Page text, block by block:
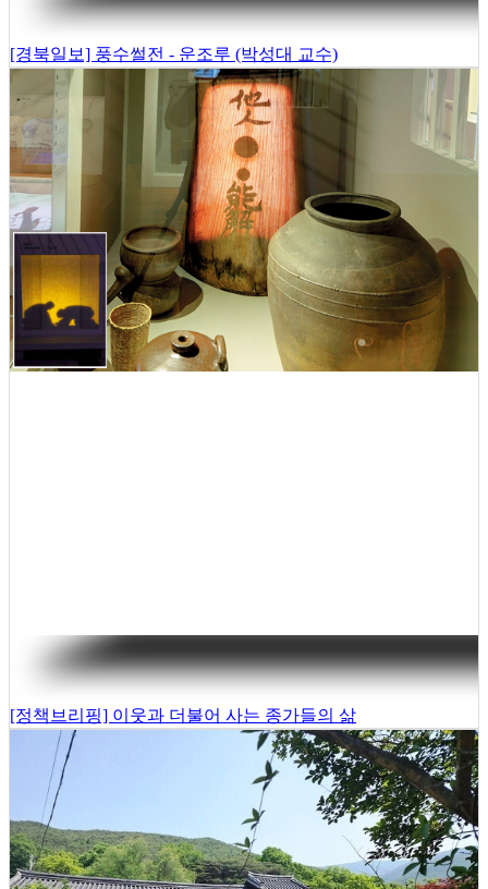
[경북일보] 풍수썰전 - 운조루 (박성대 교수)
[정책브리핑] 이웃과 더불어 사는 종가들의 삶